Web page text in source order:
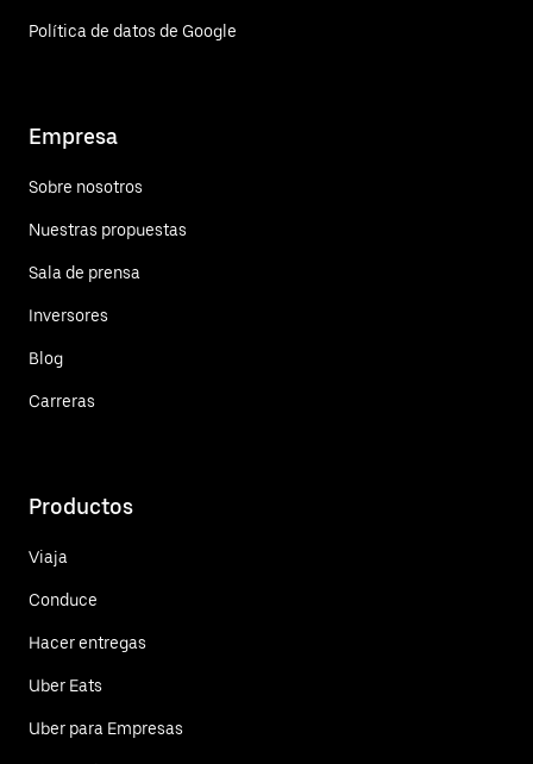
Política de datos de Google
Empresa
Sobre nosotros
Nuestras propuestas
Sala de prensa
Inversores
Blog
Carreras
Productos
Viaja
Conduce
Hacer entregas
Uber Eats
Uber para Empresas